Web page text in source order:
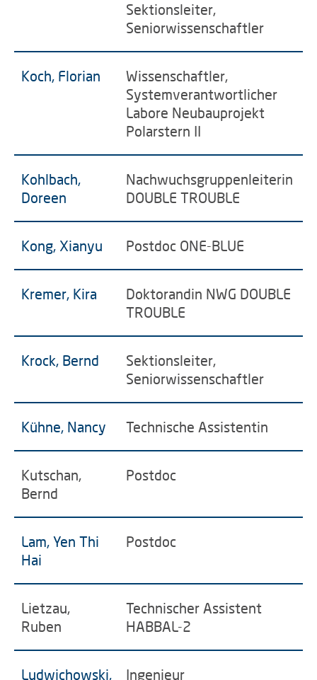
Sektionsleiter,
Seniorwissenschaftler
Koch, Florian
Wissenschaftler,
Systemverantwortlicher
Labore Neubauprojekt
Polarstern II
Kohlbach,
Doreen
Nachwuchsgruppenleiterin
DOUBLE TROUBLE
Kong, Xianyu Postdoc ONE-BLUE
Kremer, Kira
Doktorandin NWG DOUBLE
TROUBLE
Krock, Bernd
Sektionsleiter,
Seniorwissenschaftler
Kühne, Nancy Technische Assistentin
Kutschan,
Bernd
Postdoc
Lam, Yen Thi
Hai
Postdoc
Lietzau,
Ruben
Technischer Assistent
HABBAL-2
Ludwichowski, Ingenieur